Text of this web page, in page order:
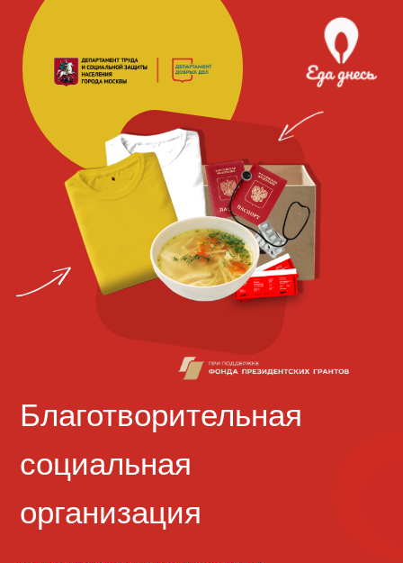
направленная на оказание
адресной помощи нуждающимися
потребности —
Благотворительная